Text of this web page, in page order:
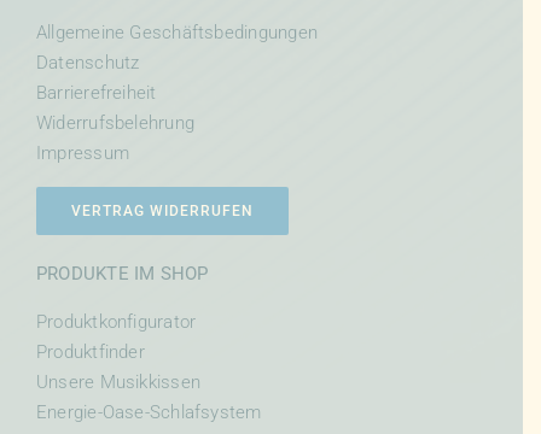
Allgemeine Geschäftsbedingungen
Datenschutz
Barrierefreiheit
Widerrufsbelehrung
Impressum
VERTRAG WIDERRUFEN
PRODUKTE IM SHOP
Produktkonfigurator
Produktfinder
Unsere Musikkissen
Energie-Oase-Schlafsystem